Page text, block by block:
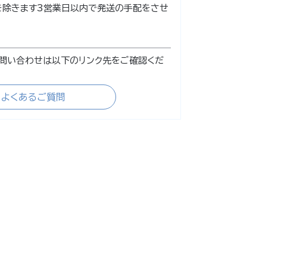
きます3営業日以内で発送の手配をさせ
い合わせは以下のリンク先をご確認くだ
よくあるご質問